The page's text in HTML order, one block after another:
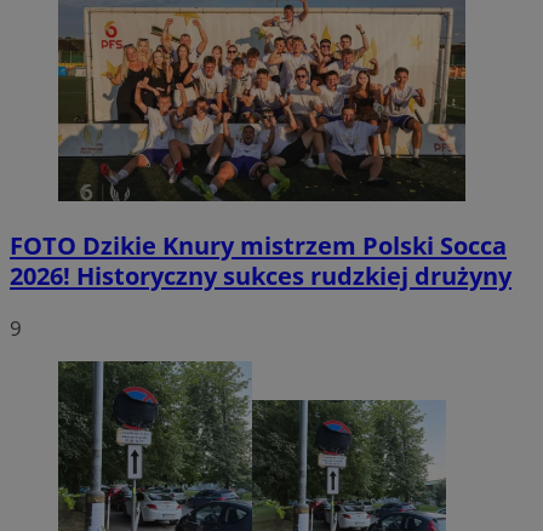
FOTO Dzikie Knury mistrzem Polski Socca
2026! Historyczny sukces rudzkiej drużyny
9